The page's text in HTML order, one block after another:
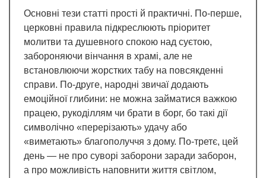
Основні тези статті прості й практичні. По-перше,
церковні правила підкреслюють пріоритет
молитви та душевного спокою над суєтою,
забороняючи вінчання в храмі, але не
встановлюючи жорстких табу на повсякденні
справи. По-друге, народні звичаї додають
емоційної глибини: не можна займатися важкою
працею, рукоділлям чи брати в борг, бо такі дії
символічно «перерізають» удачу або
«виметають» благополуччя з дому. По-третє, цей
день — не про суворі заборони заради заборон,
а про можливість наповнити життя світлом,